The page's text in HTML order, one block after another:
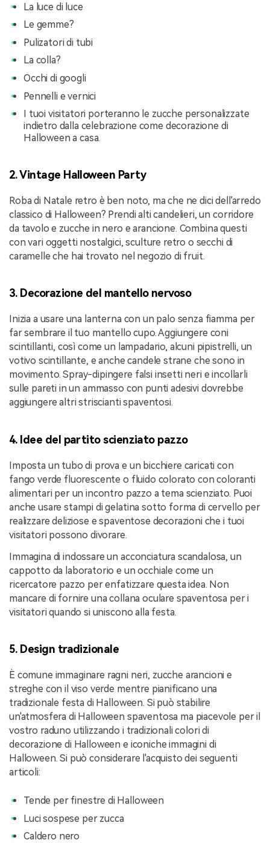
La luce di luce
Le gemme?
Pulizatori di tubi
La colla?
Occhi di googli
Pennelli e vernici
I tuoi visitatori porteranno le zucche personalizzate
indietro dalla celebrazione come decorazione di
Halloween a casa.
2. Vintage Halloween Party
Roba di Natale retro è ben noto, ma che ne dici dell'arredo
classico di Halloween? Prendi alti candelieri, un corridore
da tavolo e zucche in nero e arancione. Combina questi
con vari oggetti nostalgici, sculture retro o secchi di
caramelle che hai trovato nel negozio di fruit.
3. Decorazione del mantello nervoso
Inizia a usare una lanterna con un palo senza fiamma per
far sembrare il tuo mantello cupo. Aggiungere coni
scintillanti, così come un lampadario, alcuni pipistrelli, un
votivo scintillante, e anche candele strane che sono in
movimento. Spray-dipingere falsi insetti neri e incollarli
sulle pareti in un ammasso con punti adesivi dovrebbe
aggiungere altri striscianti spaventosi.
4. Idee del partito scienziato pazzo
Imposta un tubo di prova e un bicchiere caricati con
fango verde fluorescente o fluido colorato con coloranti
alimentari per un incontro pazzo a tema scienziato. Puoi
anche usare stampi di gelatina sotto forma di cervello per
realizzare deliziose e spaventose decorazioni che i tuoi
visitatori possono divorare.
Immagina di indossare un acconciatura scandalosa, un
cappotto da laboratorio e un occhiale come un
ricercatore pazzo per enfatizzare questa idea. Non
mancare di fornire una collana oculare spaventosa per i
visitatori quando si uniscono alla festa.
5. Design tradizionale
È comune immaginare ragni neri, zucche arancioni e
streghe con il viso verde mentre pianificano una
tradizionale festa di Halloween. Si può stabilire
un'atmosfera di Halloween spaventosa ma piacevole per il
vostro raduno utilizzando i tradizionali colori di
decorazione di Halloween e iconiche immagini di
Halloween. Si può considerare l'acquisto dei seguenti
articoli:
Tende per finestre di Halloween
Luci sospese per zucca
Caldero nero